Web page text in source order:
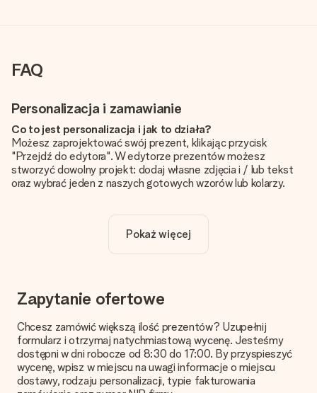
FAQ
Personalizacja i zamawianie
Co to jest personalizacja i jak to działa?
Możesz zaprojektować swój prezent, klikając przycisk
"Przejdź do edytora". W edytorze prezentów możesz
stworzyć dowolny projekt: dodaj własne zdjęcia i / lub tekst
oraz wybrać jeden z naszych gotowych wzorów lub kolarzy.
Cena podana na stronie internetowej obejmuje personalizację
Twojego prezentu - ilość zdjęć lub tekstów nie wpływa na
jakość?
Chcemy mieć pewność, że będziesz w pełni zadowolony ze
wysokiej jakości. Jeśli nie masz pewności co do jakości zdjęcia,
skontaktuj się z naszym działem obsługi klienta i dołącz
zdjęcie wraz z prezentem, który chcesz zamówić. Będą oni
mogli sprawdzić dla Ciebie jakość zdjęcia!
Pokaż więcej
Zapytanie ofertowe
Chcesz zamówić większą ilość prezentów? Uzupełnij
formularz i otrzymaj natychmiastową wycenę. Jesteśmy
dostępni w dni robocze od 8:30 do 17:00. By przyspieszyć
wycenę, wpisz w miejscu na uwagi informacje o miejscu
dostawy, rodzaju personalizacji, typie fakturowania